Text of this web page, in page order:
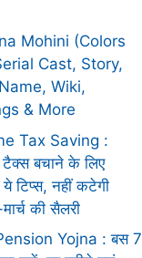
Mohini (Colors
Cast, Story,
Wiki,
& More
Tax Saving :
बचाने के लिए
टिप्स, नहीं कटेगी
की सैलरी
Yojna : बस 7